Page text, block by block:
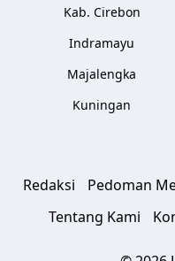
Kab. Cirebon
Indramayu
Majalengka
Kuningan
Redaksi Pedoman
Tentang Kami